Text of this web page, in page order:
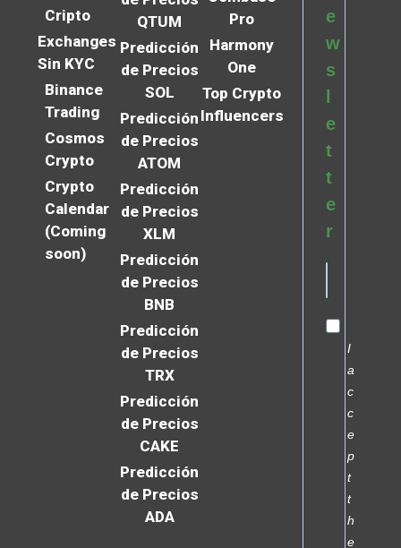
Cripto
Exchanges
Sin KYC
Binance
Trading
Cosmos
Crypto
Crypto
Calendar
(Coming
soon)
QTUM
Predicción
de Precios
SOL
Predicción
de Precios
ATOM
Predicción
de Precios
XLM
Predicción
de Precios
BNB
Predicción
de Precios
TRX
Predicción
de Precios
CAKE
Predicción
de Precios
ADA
Pro
Harmony
One
Top Crypto
Influencers
e
w
s
e
t
t
e
r
I
a
c
c
e
p
t
t
h
e